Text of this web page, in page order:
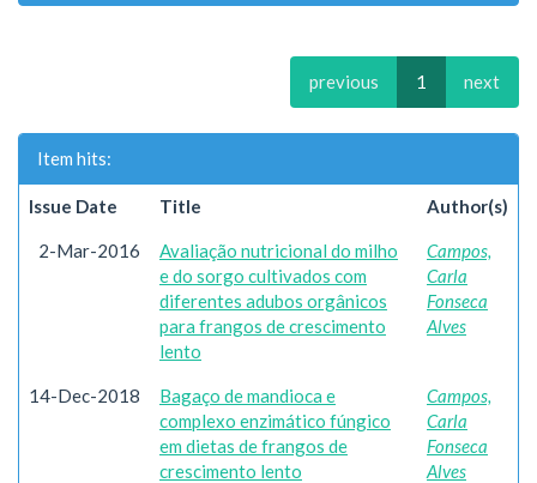
previous 1 next
Item hits:
Issue Date Title Author(s)
2-Mar-2016
Avaliação nutricional do milho
e do sorgo cultivados com
diferentes adubos orgânicos
para frangos de crescimento
lento
Campos,
Carla
Fonseca
Alves
14-Dec-2018
Bagaço de mandioca e
complexo enzimático fúngico
em dietas de frangos de
crescimento lento
Campos,
Carla
Fonseca
Alves